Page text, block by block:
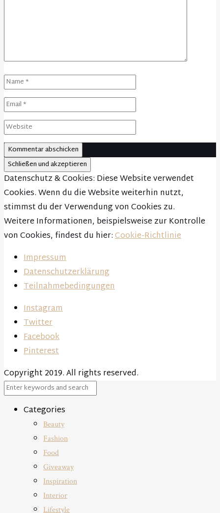
Datenschutz & Cookies: Diese Website verwendet
Cookies. Wenn du die Website weiterhin nutzt,
stimmst du der Verwendung von Cookies zu.
Weitere Informationen, beispielsweise zur Kontrolle
von Cookies, findest du hier:Cookie-Richtlinie
Impressum
Datenschutzerklärung
Teilnahmebedingungen
Instagram
Twitter
Facebook
Pinterest
Copyright 2019. All rights reserved.
Close
Categories
Beauty
Fashion
Food
Giveaway
Inspiration
Interior
Lifestyle